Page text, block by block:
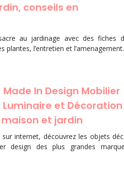
conseils en
au jardinage avec des fiches
plantes, l’entretien et
In Design Mobilier
et Décoration
et jardin
internet, découvrez les objets
design des plus grandes